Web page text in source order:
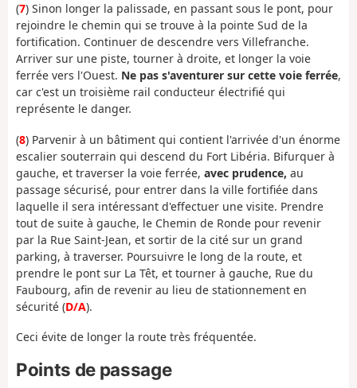
(7) Sinon longer la palissade, en passant sous le pont, pour
rejoindre le chemin qui se trouve à la pointe Sud de la
fortification. Continuer de descendre vers Villefranche.
Arriver sur une piste, tourner à droite, et longer la voie
ferrée vers l'Ouest. Ne pas s'aventurer sur cette voie ferrée,
car c'est un troisième rail conducteur électrifié qui
représente le danger.
(8) Parvenir à un bâtiment qui contient l'arrivée d'un énorme
escalier souterrain qui descend du Fort Libéria. Bifurquer à
gauche, et traverser la voie ferrée, avec prudence, au
passage sécurisé, pour entrer dans la ville fortifiée dans
laquelle il sera intéressant d'effectuer une visite. Prendre
tout de suite à gauche, le Chemin de Ronde pour revenir
par la Rue Saint-Jean, et sortir de la cité sur un grand
parking, à traverser. Poursuivre le long de la route, et
prendre le pont sur La Têt, et tourner à gauche, Rue du
Faubourg, afin de revenir au lieu de stationnement en
sécurité (D/A).
Ceci évite de longer la route très fréquentée.
Points de passage